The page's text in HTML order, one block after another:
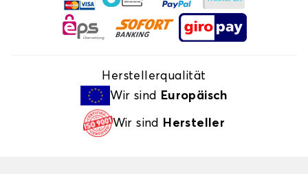
Herstellerqualität
Wir sind
Europäisch
Wir sind Hersteller